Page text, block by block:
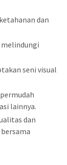
dan
seni visual
lainnya.
dan